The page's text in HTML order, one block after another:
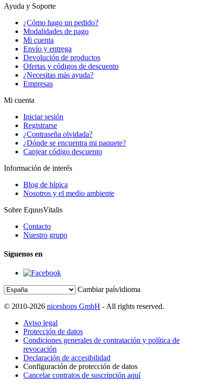
Ayuda y Soporte
¿Cómo hago un pedido?
Modalidades de pago
Mi cuenta
Envío y entrega
Devolución de productos
Ofertas y códigos de descuento
¿Necesitas más ayuda?
Empresas
Mi cuenta
Iniciar sesión
Registrarse
¿Contraseña olvidada?
¿Dónde se encuentra mi paquete?
Canjear código descuento
Información de interés
Blog de hípica
Nosotros y el medio ambiente
Sobre EquusVitalis
Contacto
Nuestro grupo
Síguenos en
Cambiar país/idioma
© 2010-2026 niceshops GmbH - All rights reserved.
Aviso legal
Protección de datos
Condiciones generales de contratación y política de
revocación
Declaración de accesibilidad
Configuración de protección de datos
Cancelar contratos de suscripción aquí